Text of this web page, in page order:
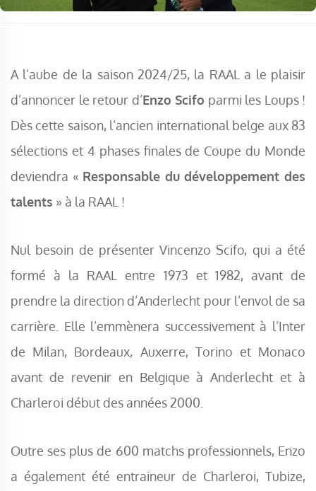
A l’aube de la saison 2024/25, la RAAL a le plaisir
d’annoncer le retour d’Enzo Scifo parmi les Loups !
Dès cette saison, l’ancien international belge aux 83
sélections et 4 phases finales de Coupe du Monde
deviendra « Responsable du développement des
talents » à la RAAL !
Nul besoin de présenter Vincenzo Scifo, qui a été
formé à la RAAL entre 1973 et 1982, avant de
prendre la direction d’Anderlecht pour l’envol de sa
carrière. Elle l’emmènera successivement à l’Inter
de Milan, Bordeaux, Auxerre, Torino et Monaco
avant de revenir en Belgique à Anderlecht et à
Charleroi début des années 2000.
Outre ses plus de 600 matchs professionnels, Enzo
a également été entraineur de Charleroi, Tubize,